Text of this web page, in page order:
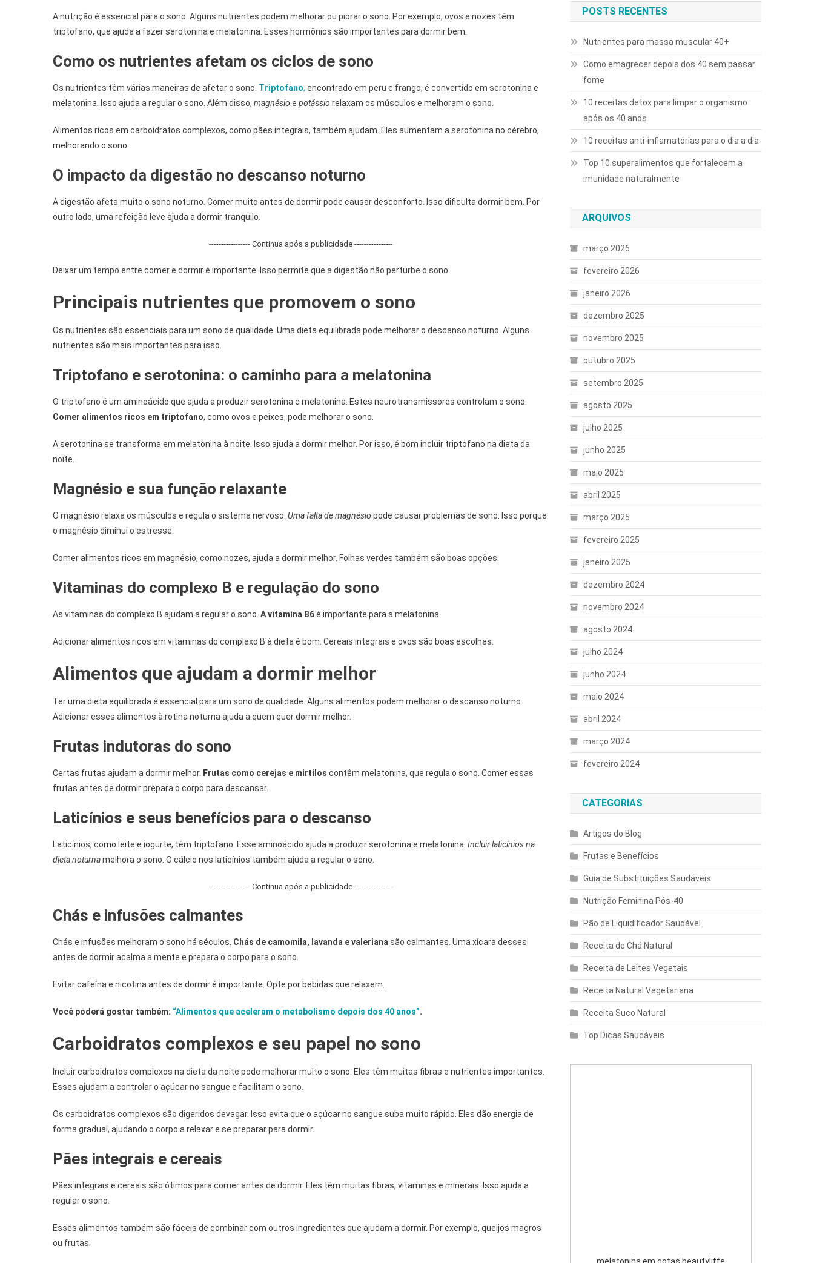
A nutrição é essencial para o sono. Alguns nutrientes podem melhorar ou piorar o sono. Por exemplo, ovos e nozes têm
triptofano, que ajuda a fazer serotonina e melatonina. Esses hormônios são importantes para dormir bem.
Como os nutrientes afetam os ciclos de sono
Os nutrientes têm várias maneiras de afetar o sono. Triptofano, encontrado em peru e frango, é convertido em serotonina e
melatonina. Isso ajuda a regular o sono. Além disso, magnésio e potássio relaxam os músculos e melhoram o sono.
Alimentos ricos em carboidratos complexos, como pães integrais, também ajudam. Eles aumentam a serotonina no cérebro,
melhorando o sono.
O impacto da digestão no descanso noturno
A digestão afeta muito o sono noturno. Comer muito antes de dormir pode causar desconforto. Isso dificulta dormir bem. Por
outro lado, uma refeição leve ajuda a dormir tranquilo.
----------------- Continua após a publicidade ----------------
Deixar um tempo entre comer e dormir é importante. Isso permite que a digestão não perturbe o sono.
Principais nutrientes que promovem o sono
Os nutrientes são essenciais para um sono de qualidade. Uma dieta equilibrada pode melhorar o descanso noturno. Alguns
nutrientes são mais importantes para isso.
Triptofano e serotonina: o caminho para a melatonina
O triptofano é um aminoácido que ajuda a produzir serotonina e melatonina. Estes neurotransmissores controlam o sono.
Comer alimentos ricos em triptofano, como ovos e peixes, pode melhorar o sono.
A serotonina se transforma em melatonina à noite. Isso ajuda a dormir melhor. Por isso, é bom incluir triptofano na dieta da
noite.
Magnésio e sua função relaxante
O magnésio relaxa os músculos e regula o sistema nervoso. Uma falta de magnésio pode causar problemas de sono. Isso porque
o magnésio diminui o estresse.
Comer alimentos ricos em magnésio, como nozes, ajuda a dormir melhor. Folhas verdes também são boas opções.
Vitaminas do complexo B e regulação do sono
As vitaminas do complexo B ajudam a regular o sono. A vitamina B6é importante para a melatonina.
Adicionar alimentos ricos em vitaminas do complexo B à dieta é bom. Cereais integrais e ovos são boas escolhas.
Alimentos que ajudam a dormir melhor
Ter uma dieta equilibrada é essencial para um sono de qualidade. Alguns alimentos podem melhorar o descanso noturno.
Adicionar esses alimentos à rotina noturna ajuda a quem quer dormir melhor.
Frutas indutoras do sono
Certas frutas ajudam a dormir melhor. Frutas como cerejas e mirtilos contêm melatonina, que regula o sono. Comer essas
frutas antes de dormir prepara o corpo para descansar.
Laticínios e seus benefícios para o descanso
Laticínios, como leite e iogurte, têm triptofano. Esse aminoácido ajuda a produzir serotonina e melatonina. Incluir laticínios na
dieta noturnamelhora o sono. O cálcio nos laticínios também ajuda a regular o sono.
----------------- Continua após a publicidade ----------------
Chás e infusões calmantes
Chás e infusões melhoram o sono há séculos. Chás de camomila, lavanda e valerianasão calmantes. Uma xícara desses
antes de dormir acalma a mente e prepara o corpo para o sono.
Evitar cafeína e nicotina antes de dormir é importante. Opte por bebidas que relaxem.
Você poderá gostar também: “Alimentos que aceleram o metabolismo depois dos 40 anos”.
Carboidratos complexos e seu papel no sono
Incluir carboidratos complexos na dieta da noite pode melhorar muito o sono. Eles têm muitas fibras e nutrientes importantes.
Esses ajudam a controlar o açúcar no sangue e facilitam o sono.
Os carboidratos complexos são digeridos devagar. Isso evita que o açúcar no sangue suba muito rápido. Eles dão energia de
forma gradual, ajudando o corpo a relaxar e se preparar para dormir.
Pães integrais e cereais
Pães integrais e cereais são ótimos para comer antes de dormir. Eles têm muitas fibras, vitaminas e minerais. Isso ajuda a
regular o sono.
Esses alimentos também são fáceis de combinar com outros ingredientes que ajudam a dormir. Por exemplo, queijos magros
ou frutas.
POSTS RECENTES
Nutrientes para massa muscular 40+
Como emagrecer depois dos 40 sem passar
fome
10 receitas detox para limpar o organismo
após os 40 anos
10 receitas anti-inflamatórias para o dia a dia
Top 10 superalimentos que fortalecem a
imunidade naturalmente
ARQUIVOS
março 2026
fevereiro 2026
janeiro 2026
dezembro 2025
novembro 2025
outubro 2025
setembro 2025
agosto 2025
julho 2025
junho 2025
maio 2025
abril 2025
março 2025
fevereiro 2025
janeiro 2025
dezembro 2024
novembro 2024
agosto 2024
julho 2024
junho 2024
maio 2024
abril 2024
março 2024
fevereiro 2024
CATEGORIAS
Artigos do Blog
Frutas e Benefícios
Guia de Substituições Saudáveis
Nutrição Feminina Pós-40
Pão de Liquidificador Saudável
Receita de Chá Natural
Receita de Leites Vegetais
Receita Natural Vegetariana
Receita Suco Natural
Top Dicas Saudáveis
melatonina em gotas beautyliffe